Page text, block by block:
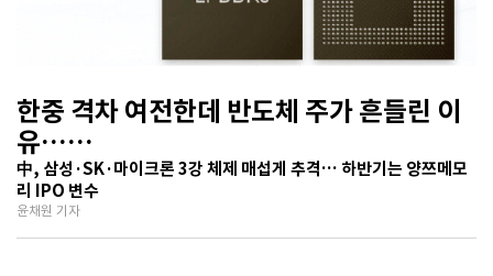
한중 격차 여전한데 반도체 주가 흔들린 이
유…
기술보다 무서운 ‘과점 균열’ 공포
中, 삼성·SK·마이크론 3강 체제 매섭게 추격… 하반기는 양쯔메모
리 IPO 변수
윤채원 기자